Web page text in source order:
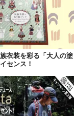
昧になっている。
ローレンといった
カクテルバーを
これらの店舗は、
て、新たな顧客層
販売方法を工夫し
アのようなアパレ
熱狂」へと転換さ
衣装を彩る「大人の塗
センス！